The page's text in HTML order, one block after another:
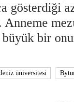
gösterdiği
Anneme
bir
üniversitesi